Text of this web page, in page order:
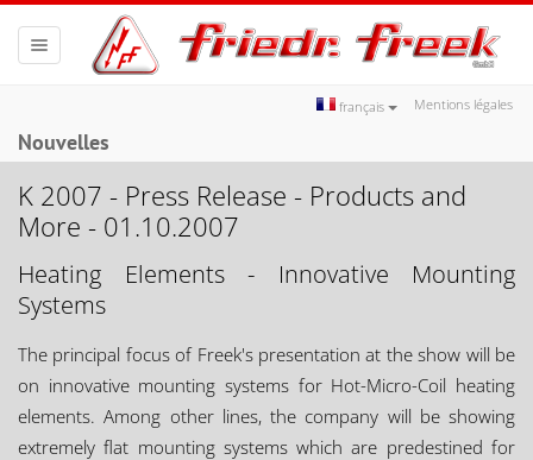
Mentions légales
français
Toggle
navigation
Nouvelles
K 2007 - Press Release - Products and
More - 01.10.2007
Heating Elements - Innovative Mounting
Systems
The principal focus of Freek's presentation at the show will be
on innovative mounting systems for Hot-Micro-Coil heating
elements. Among other lines, the company will be showing
extremely flat mounting systems which are predestined for